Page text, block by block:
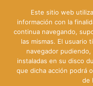
Este sitio web
información con la
continua navegando,
las mismas. El usuario
navegador
instaladas en su disco
que dicha acción podrá
de